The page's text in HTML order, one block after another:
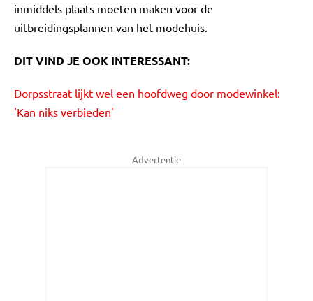
inmiddels plaats moeten maken voor de
uitbreidingsplannen van het modehuis.
DIT VIND JE OOK INTERESSANT:
Dorpsstraat lijkt wel een hoofdweg door modewinkel:
'Kan niks verbieden'
Advertentie